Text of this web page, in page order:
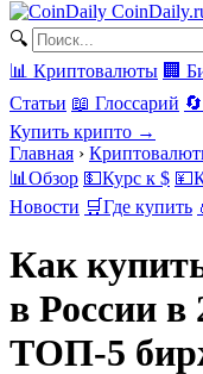
CoinDaily
🔍
📊 Криптовалюты 🏢
Статьи 📖 Глоссарий
Купить крипто →
Главная ›
📊 Обзор 💵Курс к $ 💴
Новости 🛒Где купить
Как
в России в
ТОП-5